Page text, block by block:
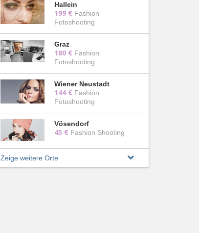
Hallein
199 € Fashion
Fotoshooting
Graz
180 € Fashion
Fotoshooting
Wiener Neustadt
144 € Fashion
Fotoshooting
Vösendorf
45 € Fashion Shooting
Zeige weitere Orte